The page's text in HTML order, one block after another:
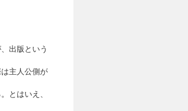
出版という
主人公側が
とはいえ、